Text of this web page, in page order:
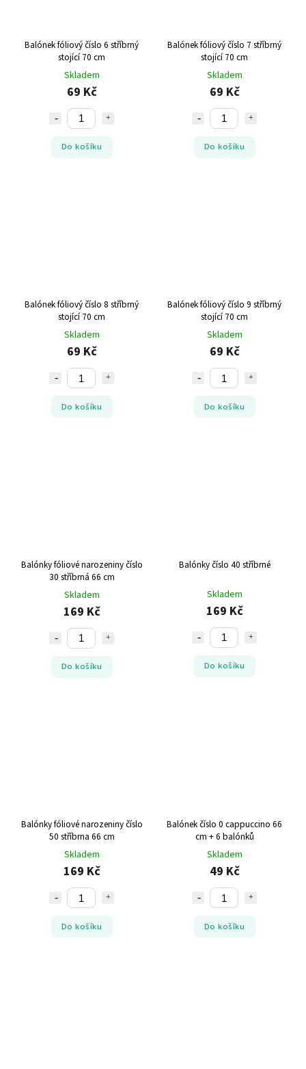
Balónek fóliový číslo 6 stříbrný
stojící 70 cm
Skladem
69 Kč
Do košíku
Balónek fóliový číslo 7 stříbrný
stojící 70 cm
Skladem
69 Kč
Do košíku
Balónek fóliový číslo 8 stříbrný
stojící 70 cm
Skladem
69 Kč
Do košíku
Balónek fóliový číslo 9 stříbrný
stojící 70 cm
Skladem
69 Kč
Do košíku
Balónky fóliové narozeniny číslo
30 stříbrná 66 cm
Skladem
169 Kč
Do košíku
Balónky číslo 40 stříbrné
Skladem
169 Kč
Do košíku
Balónky fóliové narozeniny číslo
50 stříbrna 66 cm
Skladem
169 Kč
Do košíku
Balónek číslo 0 cappuccino 66
cm + 6 balónků
Skladem
49 Kč
Do košíku